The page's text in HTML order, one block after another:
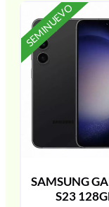
SEMINUEVO
SAMSUNG
S23